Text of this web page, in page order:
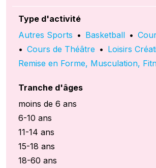
Type d'activité
Autres Sports • Basketball •
• Cours de Théâtre • Loisirs
Remise en Forme, Musculation,
Tranche d'âges
moins de 6 ans
6-10 ans
11-14 ans
15-18 ans
18-60 ans